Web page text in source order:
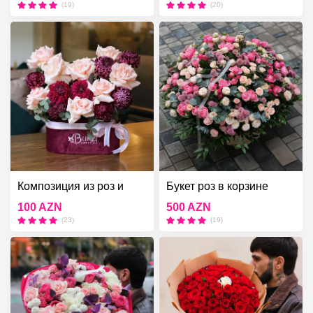
(19) (20)
Композиция из роз и
хризантем
100 AZN
(23)
Букет роз в корзине
500 AZN
(19)